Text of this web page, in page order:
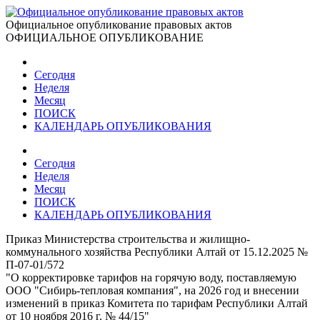
Официальное опубликование правовых актов
ОФИЦИАЛЬНОЕ ОПУБЛИКОВАНИЕ
Сегодня
Неделя
Месяц
ПОИСК
КАЛЕНДАРЬ ОПУБЛИКОВАНИЯ
Сегодня
Неделя
Месяц
ПОИСК
КАЛЕНДАРЬ ОПУБЛИКОВАНИЯ
Приказ Министерства строительства и жилищно-
коммунального хозяйства Республики Алтай от 15.12.2025 №
П-07-01/572
"О корректировке тарифов на горячую воду, поставляемую
ООО "Сибирь-тепловая компания", на 2026 год и внесении
изменений в приказ Комитета по тарифам Республики Алтай
от 10 ноября 2016 г. № 44/15"